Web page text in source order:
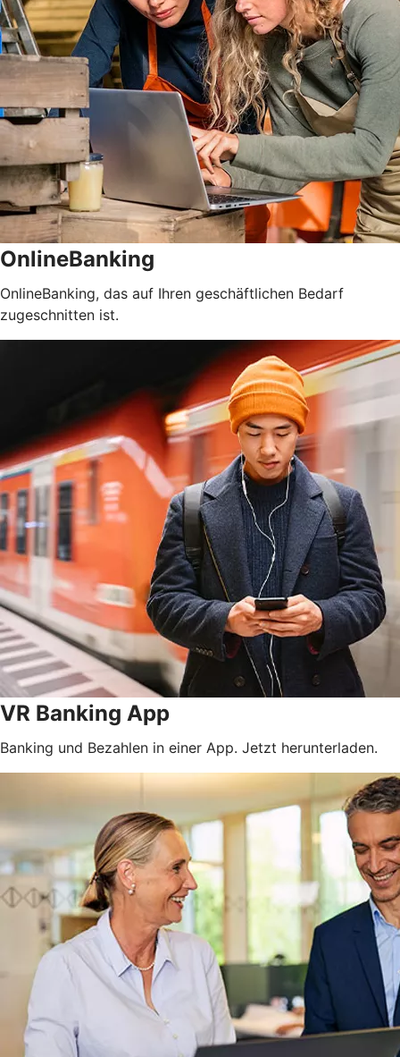
OnlineBanking
OnlineBanking, das auf Ihren geschäftlichen Bedarf
zugeschnitten ist.
VR Banking App
Banking und Bezahlen in einer App. Jetzt herunterladen.